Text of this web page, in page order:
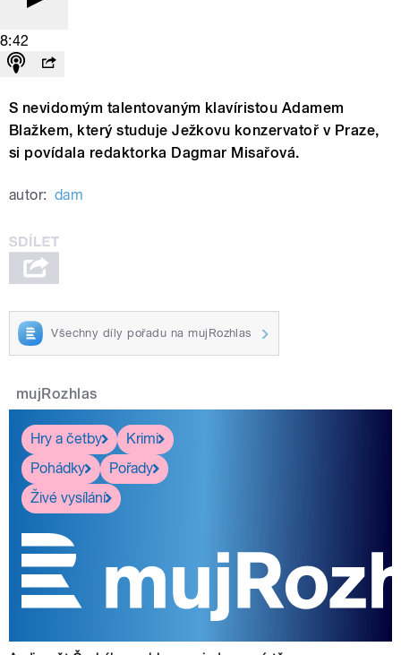
8:42
S nevidomým talentovaným klavíristou Adamem
Blažkem, který studuje Ježkovu konzervatoř v Praze,
si povídala redaktorka Dagmar Misařová.
autor: dam
Všechny díly pořadu na mujRozhlas
mujRozhlas
Hry a četby
Krimi
Pohádky
Pořady
Živé vysílání